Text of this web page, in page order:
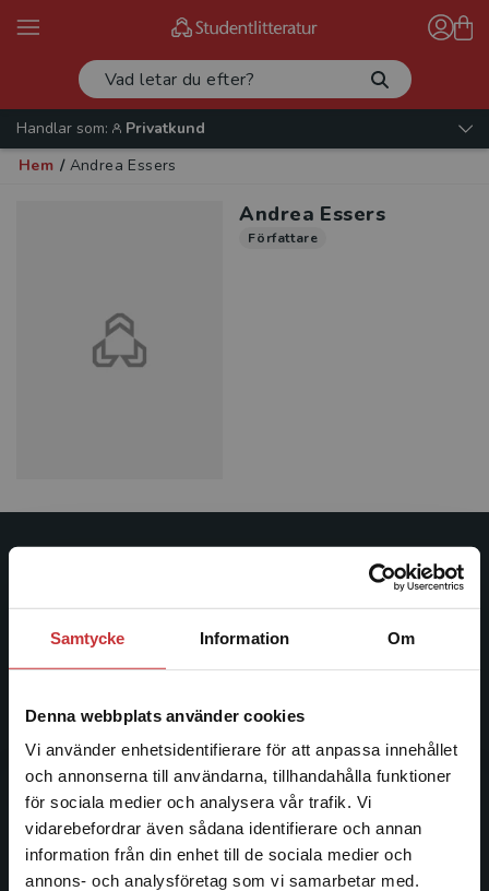
Samtycke Information Om
Denna webbplats använder cookies
Vi använder enhetsidentifierare för att anpassa innehållet
och annonserna till användarna, tillhandahålla funktioner
för sociala medier och analysera vår trafik. Vi
vidarebefordrar även sådana identifierare och annan
information från din enhet till de sociala medier och
annons- och analysföretag som vi samarbetar med.
Begränsad fraktregion
Handlar som:
Privatkund
Hem / Andrea Essers
Andrea Essers
Författare
ledande utbildningsförlag. Med läromedel, kurslitteratur,
facklitteratur, utbildningar och digitala
längs hela kunskapsresan.
Kontakta oss
Kontakta oss
046-31 20 00